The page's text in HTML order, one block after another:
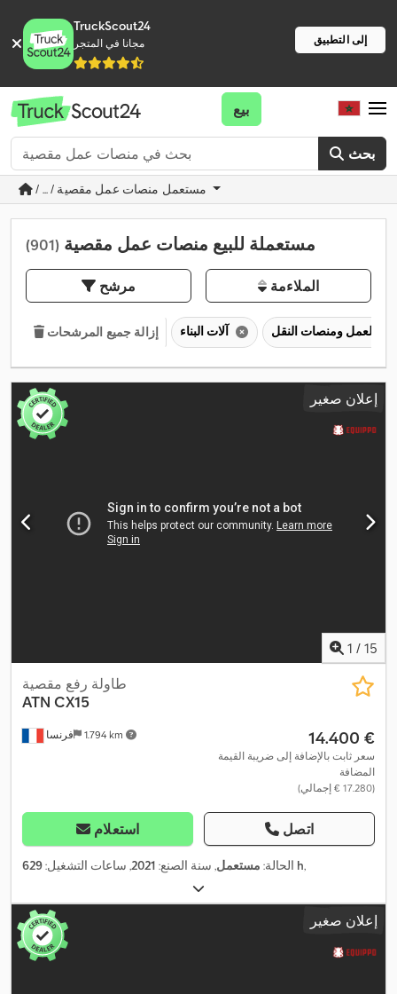
TruckScout24
مجانا في المتجر إلى التطبيق
بحث
بيع
مستعملة للبيع منصات عمل مقصية (901)
مرشح الملاءمة
إزالة جميع المرشحات آلات البناء
إعلان صغير
1 / 15
فرنسا 1.794 km
طاولة رفع مقصية
ATN CX15
‏14.400 €
سعر ثابت بالإضافة إلى ضريبة القيمة
المضافة
(‏17.280 € إجمالي)
استعلام اتصل
الحالة: مستعمل, سنة الصنع: 2021, ساعات التشغيل: 629 h,
إعلان صغير